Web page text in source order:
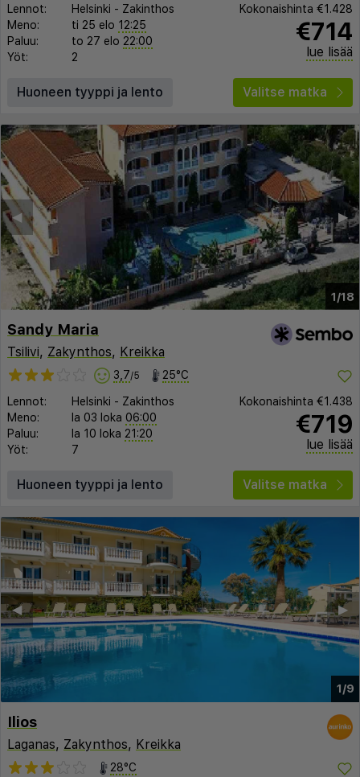
Lennot: Helsinki - Zakinthos
Meno:
ti 25 elo 12:25
Paluu:
to 27 elo 22:00
Yöt:
2
Kokonaishinta €1.428
€714
lue lisää
Huoneen tyyppi ja lento Valitse matka
1/18
▶︎
◀︎
Sandy Maria
Tsilivi, Zakynthos, Kreikka
3,7/5 25°C
Lennot: Helsinki - Zakinthos
Meno:
la 03 loka 06:00
Paluu:
la 10 loka 21:20
Yöt:
7
Kokonaishinta €1.438
€719
lue lisää
Huoneen tyyppi ja lento Valitse matka
1/9
▶︎
◀︎
Ilios
Laganas, Zakynthos, Kreikka
28°C